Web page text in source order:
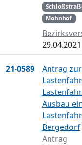
Mohnhof
29.04.2021
21-0589
Antrag
Ausbau
Bergedorf
Antrag